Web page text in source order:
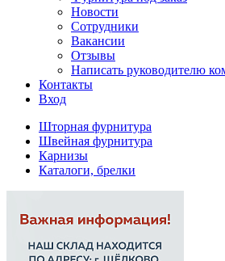
Новости
Сотрудники
Вакансии
Отзывы
Написать руководителю
Контакты
Вход
Шторная фурнитура
Швейная фурнитура
Карнизы
Каталоги, брелки